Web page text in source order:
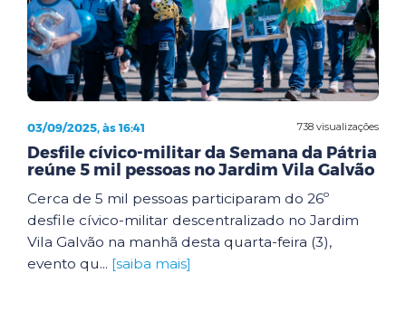
738 visualizações
03/09/2025, às 16:41
Desfile cívico-militar da Semana da Pátria
reúne 5 mil pessoas no Jardim Vila Galvão
Cerca de 5 mil pessoas participaram do 26º
desfile cívico-militar descentralizado no Jardim
Vila Galvão na manhã desta quarta-feira (3),
evento qu... [saiba mais]